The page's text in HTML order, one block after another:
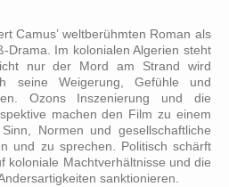
Camus’ weltberühmten Roman als
Drama. Im kolonialen Algerien steht
nur der Mord am Strand wird
seine Weigerung, Gefühle und
Ozons Inszenierung und die
machen den Film zu einem
Normen und gesellschaftliche
und zu sprechen. Politisch schärft
koloniale Machtverhältnisse und die
sanktionieren.